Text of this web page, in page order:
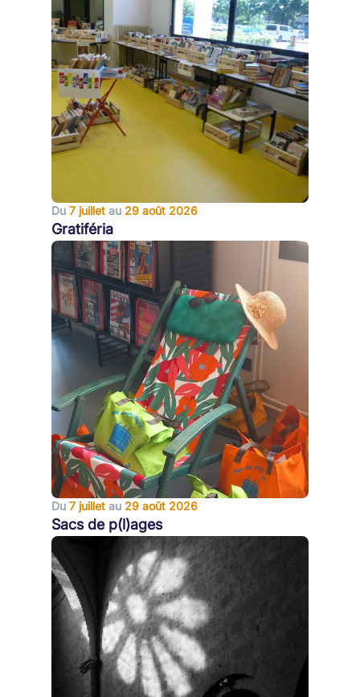
Du 7 juillet au 29 août 2026
Gratiféria
Du 7 juillet au 29 août 2026
Sacs de p(l)ages